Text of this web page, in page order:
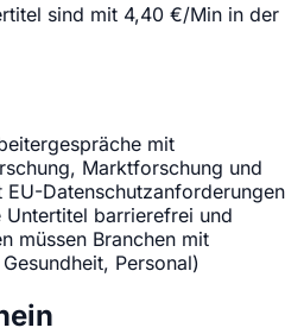
sind mit 4,40 €/Min in der
mit
Marktforschung und
Datenschutzanforderungen
Untertitel barrierefrei und
müssen Branchen mit
Personal)